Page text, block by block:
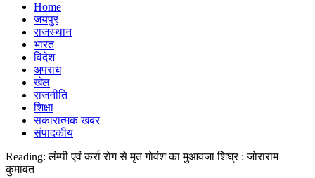
Home
जयपुर
राजस्थान
भारत
विदेश
अपराध
खेल
राजनीति
शिक्षा
सकारात्मक खबर
संपादकीय
Reading: लंम्पी एवं कर्रा रोग से मृत गोवंश का मुआवजा शिघ्र : जोराराम
कुमावत